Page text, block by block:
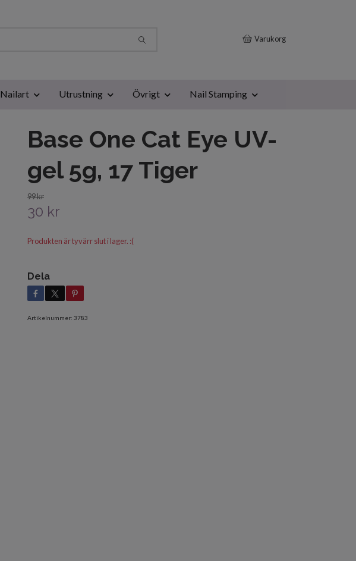
Varukorg
Nailart Utrustning Övrigt Nail Stamping
Base One Cat Eye UV-
gel 5g, 17 Tiger
99 kr
30 kr
Produkten är tyvärr slut i lager. :(
Dela
Artikelnummer: 3783